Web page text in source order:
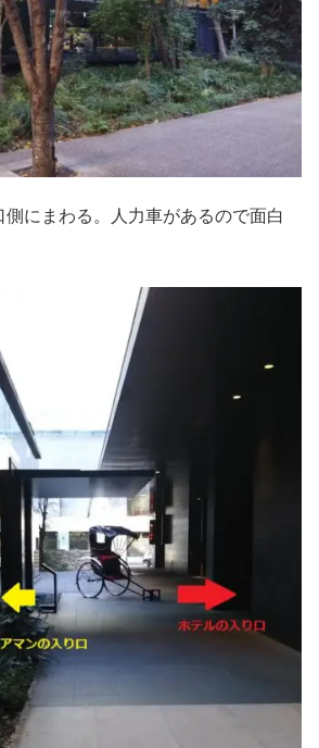
側にまわる。人力車があるので面白